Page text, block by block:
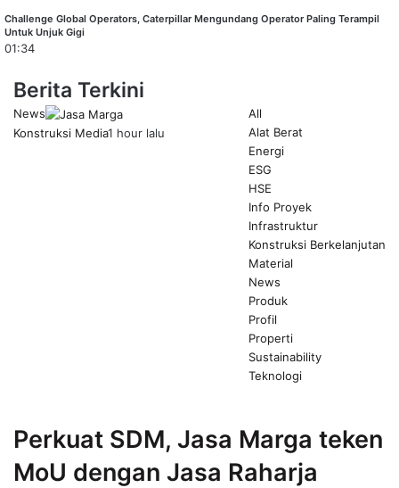
Challenge Global Operators, Caterpillar Mengundang Operator Paling Terampil
Untuk Unjuk Gigi
01:34
Berita Terkini
All
Alat Berat
Energi
ESG
HSE
Info Proyek
Infrastruktur
Konstruksi Berkelanjutan
Material
News
Produk
Profil
Properti
Sustainability
Teknologi
page
News
Konstruksi Media1 hour lalu
Perkuat SDM, Jasa Marga teken
MoU dengan Jasa Raharja